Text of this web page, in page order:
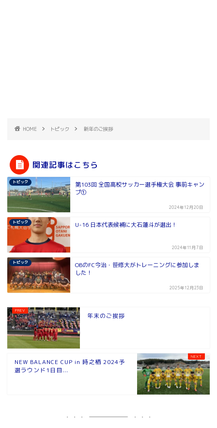
HOME トピック 新年のご挨拶
関連記事はこちら
トピック
第103回 全国高校サッカー選手権大会 事前キャン
プ①
2024年12月20日
トピック U-16 日本代表候補に大石蓮斗が選出！
2024年11月7日
トピック
OBのFC今治・笹修大がトレーニングに参加しま
した！
2025年12月23日
年末のご挨拶
NEW BALANCE CUP in 時之栖 2024予
選ラウンド1日目...